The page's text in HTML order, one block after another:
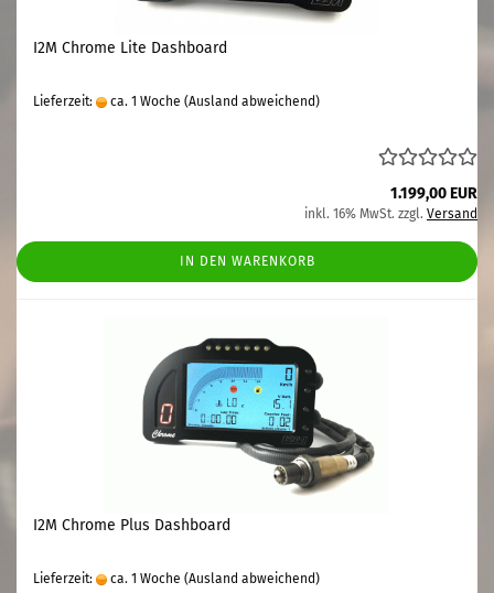
I2M Chrome Lite Dashboard
Lieferzeit: ca. 1 Woche (Ausland abweichend)
1.199,00 EUR
inkl. 16% MwSt. zzgl. Versand
IN DEN WARENKORB
I2M Chrome Plus Dashboard
Lieferzeit: ca. 1 Woche (Ausland abweichend)